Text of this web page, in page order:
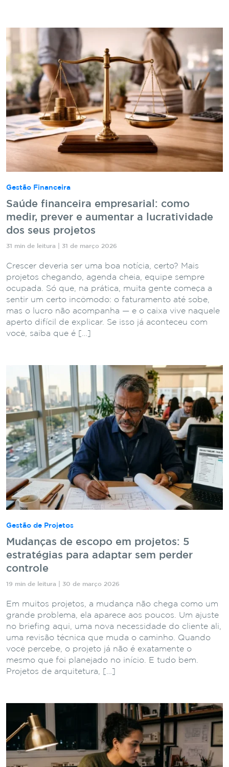
Gestão Financeira
Saúde financeira empresarial: como
medir, prever e aumentar a lucratividade
dos seus projetos
31 min de leitura | 31 de março 2026
Crescer deveria ser uma boa notícia, certo? Mais
projetos chegando, agenda cheia, equipe sempre
ocupada. Só que, na prática, muita gente começa a
sentir um certo incômodo: o faturamento até sobe,
mas o lucro não acompanha — e o caixa vive naquele
aperto difícil de explicar. Se isso já aconteceu com
você, saiba que é […]
Gestão de Projetos
Mudanças de escopo em projetos: 5
estratégias para adaptar sem perder
controle
19 min de leitura | 30 de março 2026
Em muitos projetos, a mudança não chega como um
grande problema, ela aparece aos poucos. Um ajuste
no briefing aqui, uma nova necessidade do cliente ali,
uma revisão técnica que muda o caminho. Quando
você percebe, o projeto já não é exatamente o
mesmo que foi planejado no início. E tudo bem.
Projetos de arquitetura, […]